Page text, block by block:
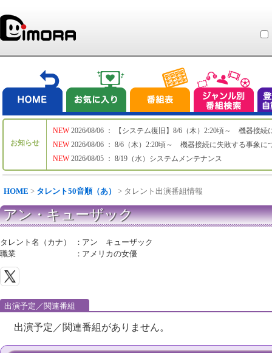
お知らせ
NEW
NEW
NEW
2026/08/06 ： 【システム復旧】8/6（木）2:20頃～ 機器接続
2026/08/06 ： 8/6（木）2:20頃～ 機器接続に失敗する事象に
2026/08/05 ： 8/19（水）システムメンテナンス
HOME > タレント50音順（あ） > タレント出演番組情報
アン・キューザック
タレント名（カナ） ： アン キューザック
職業
： アメリカの女優
出演予定／関連番組
出演予定／関連番組がありません。